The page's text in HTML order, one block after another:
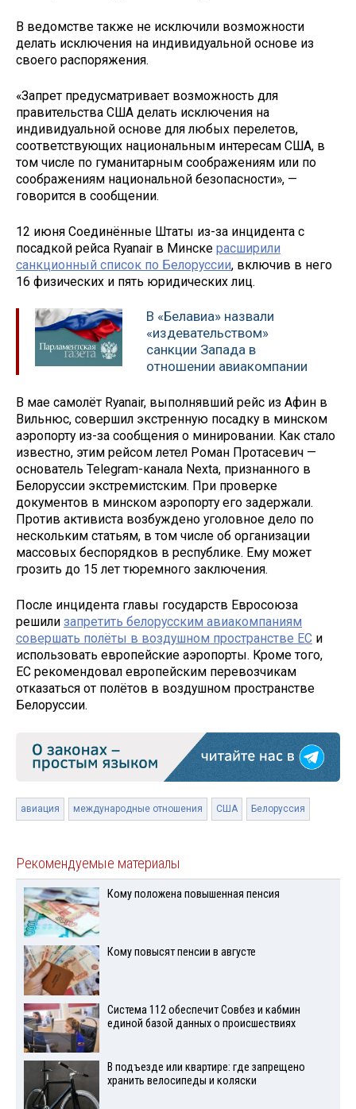
В ведомстве также не исключили возможности
делать исключения на индивидуальной основе из
своего распоряжения.
«Запрет предусматривает возможность для
правительства США делать исключения на
индивидуальной основе для любых перелетов,
соответствующих национальным интересам США, в
том числе по гуманитарным соображениям или по
соображениям национальной безопасности», —
говорится в сообщении.
12 июня Соединённые Штаты из-за инцидента с
посадкой рейса Ryanair в Минске расширили
санкционный список по Белоруссии, включив в него
16 физических и пять юридических лиц.
В «Белавиа» назвали
«издевательством»
санкции Запада в
отношении авиакомпании
В мае самолёт Ryanair, выполнявший рейс из Афин в
Вильнюс, совершил экстренную посадку в минском
аэропорту из-за сообщения о минировании. Как стало
известно, этим рейсом летел Роман Протасевич —
основатель Telegram-канала Nexta, признанного в
Белоруссии экстремистским. При проверке
документов в минском аэропорту его задержали.
Против активиста возбуждено уголовное дело по
нескольким статьям, в том числе об организации
массовых беспорядков в республике. Ему может
грозить до 15 лет тюремного заключения.
После инцидента главы государств Евросоюза
решили запретить белорусским авиакомпаниям
совершать полёты в воздушном пространстве ЕС и
использовать европейские аэропорты. Кроме того,
ЕС рекомендовал европейским перевозчикам
отказаться от полётов в воздушном пространстве
Белоруссии.
авиация международные отношения США Белоруссия
Рекомендуемые материалы
Кому положена повышенная пенсия
Кому повысят пенсии в августе
Система 112 обеспечит Совбез и кабмин
единой базой данных о происшествиях
В подъезде или квартире: где запрещено
хранить велосипеды и коляски